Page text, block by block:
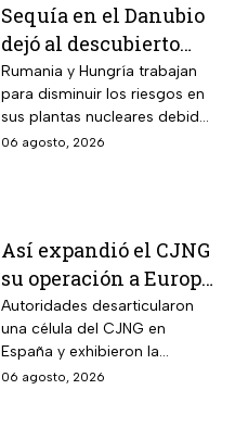
Sequía en el Danubio
dejó al descubierto
buques de la Segunda
Guerra Mundial
Rumania y Hungría trabajan
para disminuir los riesgos en
sus plantas nucleares debido
a los mínimos históricos
06 agosto, 2026
Así expandió el CJNG
su operación a Europa;
desmantelan célula
en España
Autoridades desarticularon
una célula del CJNG en
España y exhibieron la
expansión del cártel con
06 agosto, 2026